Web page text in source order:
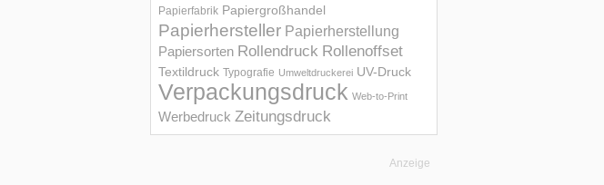
Papierfabrik Papiergroßhandel
Papierhersteller Papierherstellung
Papiersorten Rollendruck Rollenoffset
Textildruck Typografie Umweltdruckerei UV-Druck
Verpackungsdruck Web-to-Print
Werbedruck Zeitungsdruck
Anzeige